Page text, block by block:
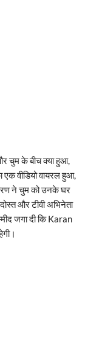
चुम के बीच क्या हुआ,
वीडियो वायरल हुआ,
ने चुम को उनके घर
और टीवी अभिनेता
जगा दी कि Karan